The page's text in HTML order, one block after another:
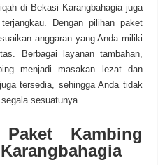
di Bekasi Karangbahagia juga
Dengan pilihan paket
anggaran yang Anda miliki
Berbagai layanan tambahan,
menjadi masakan lezat dan
tersedia, sehingga Anda tidak
sesuatunya.
Kambing